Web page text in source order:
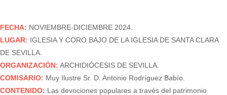
FECHA: NOVIEMBRE-DICIEMBRE 2024.
LUGAR: IGLESIA Y CORO BAJO DE LA IGLESIA DE SANTA CLARA
DE SEVILLA.
ORGANIZACIÓN: ARCHIDIÓCESIS DE SEVILLA.
COMISARIO: Muy Ilustre Sr. D. Antonio Rodríguez Babío.
CONTENIDO: Las devociones populares a través del patrimonio